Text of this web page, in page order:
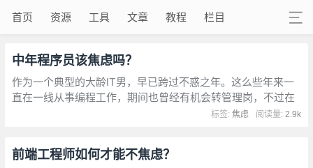
首页 资源 工具 文章 教程 栏目
中年程序员该焦虑吗？
作为一个典型的大龄IT男，早已跨过不惑之年。这么些年来一
直在一线从事编程工作，期间也曾经有机会转管理岗，不过在
综合考虑到性格、爱好之后，还是坚持呆在技术岗。
阅读量: 2.9k
标签:焦虑
前端工程师如何才能不焦虑？